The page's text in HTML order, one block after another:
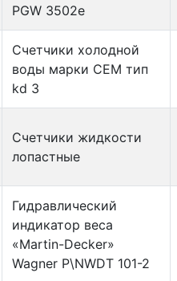
PGW 3502e
Счетчики холодной
воды марки СЕМ тип
kd 3
Счетчики жидкости
лопастные
Гидравлический
индикатор веса
«Martin-Decker»
Wagner P\NWDT 101-2